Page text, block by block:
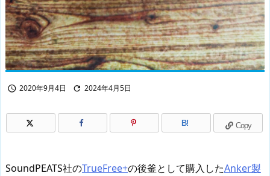
 2020年9月4日  2024年4月5日
B! Copy
SoundPEATS社のTrueFree+の後釜として購入したAnker製